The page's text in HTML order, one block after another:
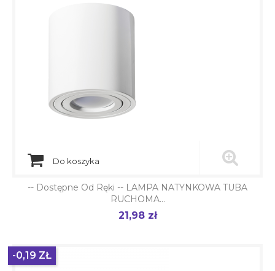
Do koszyka
-- Dostępne Od Ręki -- LAMPA NATYNKOWA TUBA
RUCHOMA...
Cena
21,98 zł
-0,19 ZŁ